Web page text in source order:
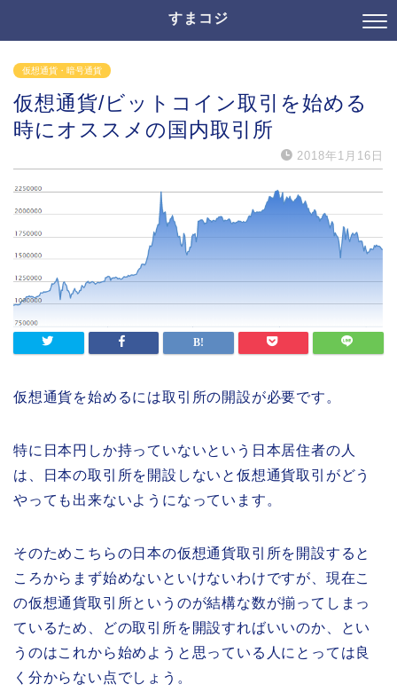
すまコジ
仮想通貨・暗号通貨
仮想通貨/ビットコイン取引を始める
時にオススメの国内取引所
2018年1月16日
仮想通貨を始めるには取引所の開設が必要です。
特に日本円しか持っていないという日本居住者の人
は、日本の取引所を開設しないと仮想通貨取引がどう
やっても出来ないようになっています。
そのためこちらの日本の仮想通貨取引所を開設すると
ころからまず始めないといけないわけですが、現在こ
の仮想通貨取引所というのが結構な数が揃ってしまっ
ているため、どの取引所を開設すればいいのか、とい
うのはこれから始めようと思っている人にとっては良
く分からない点でしょう。